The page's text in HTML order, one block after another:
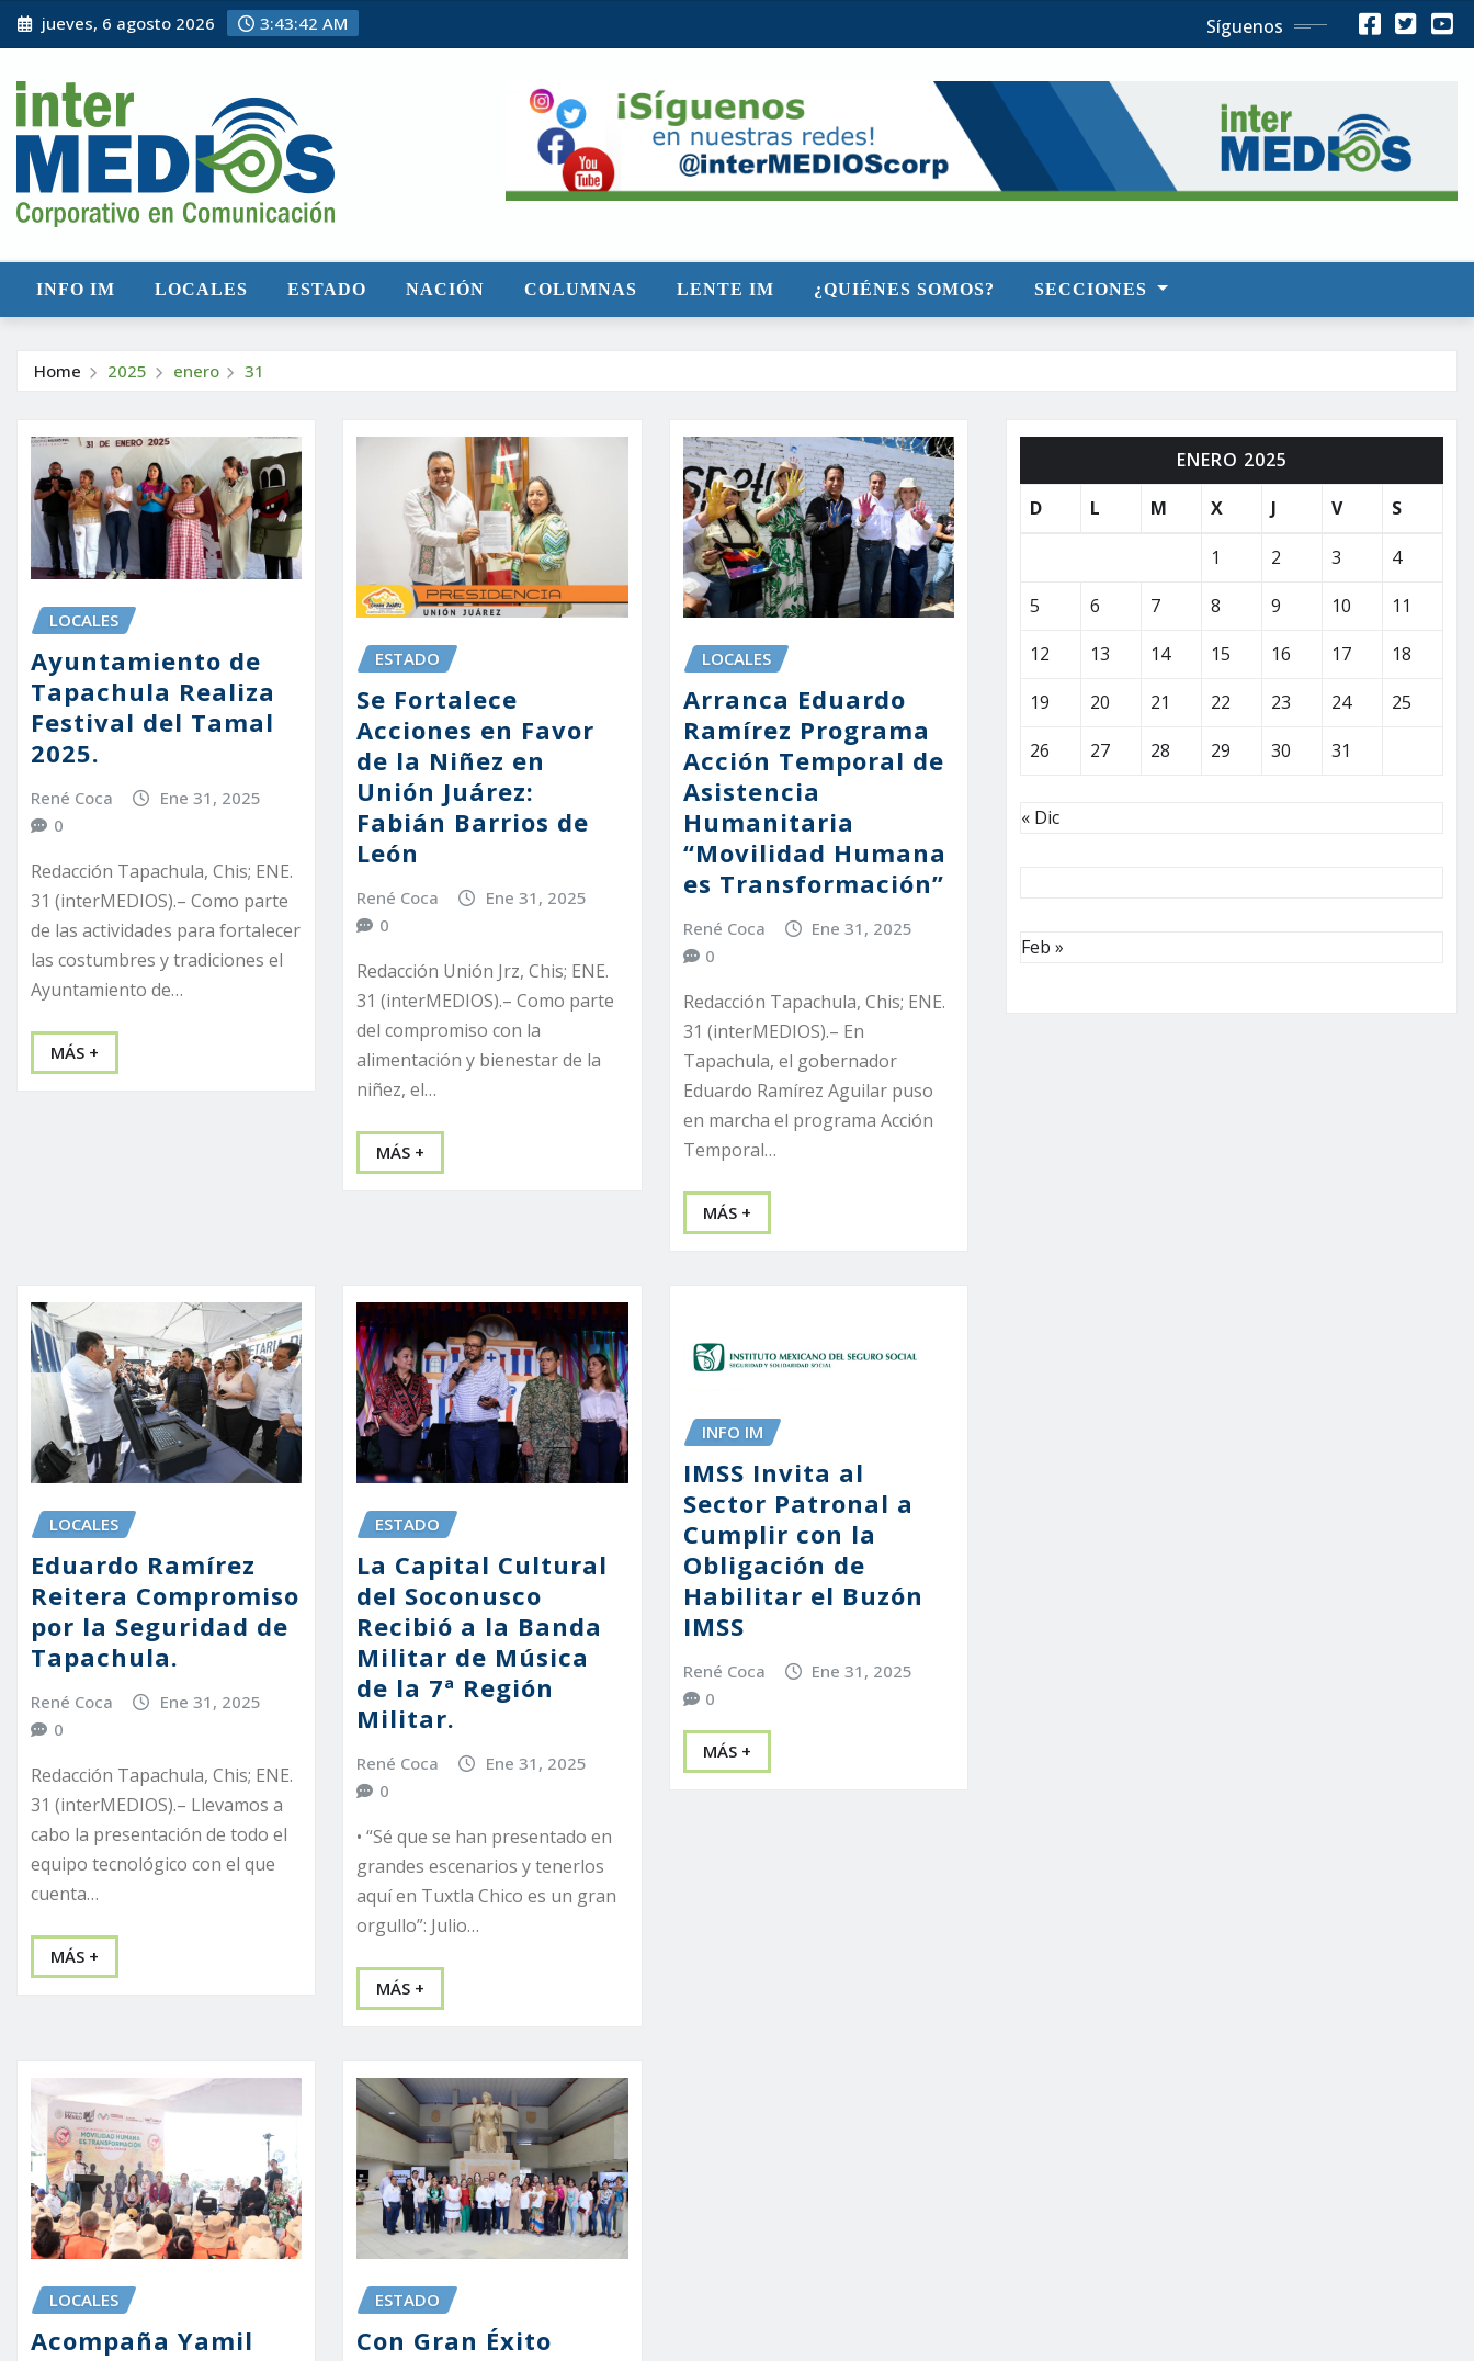
Skip
to
jueves, 6 agosto 2026 3:43:43 AM Síguenos
INFO IM LOCALES ESTADO NACIÓN COLUMNAS LENTE IM ¿QUIÉNES SOMOS? SECCIONES
Home 2025 enero 31
LOCALES
Ayuntamiento de
Tapachula Realiza
Festival del Tamal
2025.
René Coca
Ene 31, 2025
0
Redacción Tapachula, Chis; ENE.
31 (interMEDIOS).– Como parte
de las actividades para fortalecer
las costumbres y tradiciones el
Ayuntamiento de…
MÁS +
ESTADO
Se Fortalece
Acciones en Favor
de la Niñez en
Unión Juárez:
Fabián Barrios de
León
René Coca
Ene 31, 2025
0
Redacción Unión Jrz, Chis; ENE.
31 (interMEDIOS).– Como parte
del compromiso con la
alimentación y bienestar de la
niñez, el…
MÁS +
LOCALES
Arranca Eduardo
Ramírez Programa
Acción Temporal de
Asistencia
Humanitaria
“Movilidad Humana
es Transformación”
René Coca
Ene 31, 2025
0
Redacción Tapachula, Chis; ENE.
31 (interMEDIOS).– En
Tapachula, el gobernador
Eduardo Ramírez Aguilar puso
en marcha el programa Acción
Temporal…
MÁS +
LOCALES
Eduardo Ramírez
Reitera Compromiso
por la Seguridad de
Tapachula.
René Coca
Ene 31, 2025
0
Redacción Tapachula, Chis; ENE.
31 (interMEDIOS).– Llevamos a
cabo la presentación de todo el
equipo tecnológico con el que
cuenta…
MÁS +
ESTADO
La Capital Cultural
del Soconusco
Recibió a la Banda
Militar de Música
de la 7ª Región
Militar.
René Coca
Ene 31, 2025
0
• “Sé que se han presentado en
grandes escenarios y tenerlos
aquí en Tuxtla Chico es un gran
orgullo”: Julio…
MÁS +
INFO IM
IMSS Invita al
Sector Patronal a
Cumplir con la
Obligación de
Habilitar el Buzón
IMSS
René Coca
Ene 31, 2025
0
MÁS +
LOCALES
Acompaña Yamil
ESTADO
Con Gran Éxito
ENERO 2025
D
L M X J V S
1 2 3
4
5
6 7 8 9 10
11
12
13 14 15 16 17
18
19
20 21 22 23 24
25
26
27 28 29 30 31
« Dic
Feb »